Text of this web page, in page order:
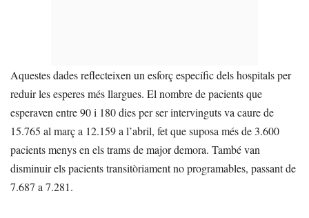
Aquestes dades reflecteixen un esforç específic dels hospitals per
reduir les esperes més llargues. El nombre de pacients que
esperaven entre 90 i 180 dies per ser intervinguts va caure de
15.765 al març a 12.159 a l’abril, fet que suposa més de 3.600
pacients menys en els trams de major demora. També van
disminuir els pacients transitòriament no programables, passant de
7.687 a 7.281.